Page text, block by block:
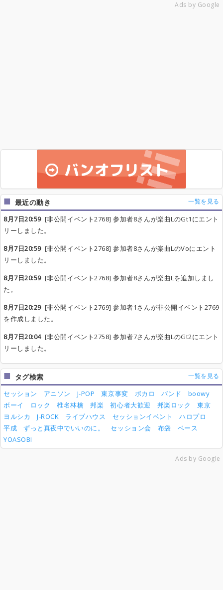
Ads by Google
最近の動き 一覧を見る
8月7日20:59[非公開イベント2768] 参加者8さんが楽曲LのGt1にエント
リーしました。
8月7日20:59[非公開イベント2768] 参加者8さんが楽曲LのVoにエント
リーしました。
8月7日20:59[非公開イベント2768] 参加者8さんが楽曲Lを追加しまし
た。
8月7日20:29[非公開イベント2769] 参加者1さんが非公開イベント2769
を作成しました。
8月7日20:04[非公開イベント2758] 参加者7さんが楽曲LのGt2にエント
リーしました。
タグ検索 一覧を見る
セッション アニソン J-POP 東京事変 ボカロ バンド
boowy
ボーイ
ロック 椎名林檎 邦楽 初心者大歓迎 邦楽ロック
東京
ヨルシカ
J-ROCK ライブハウス セッションイベント
ハロプロ
平成
ずっと真夜中でいいのに。 セッション会 布袋
ベース
YOASOBI
Ads by Google